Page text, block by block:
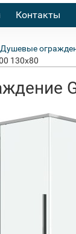
Контакты
Душевые
130x80